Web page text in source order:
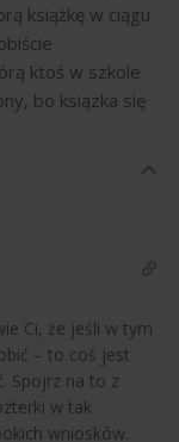
książkę w ciągu
ktoś w szkole
bo ksiązka się
Ci, że jeśli w tym
– to coś jest
Spojrz na to z
w tak
wniosków.